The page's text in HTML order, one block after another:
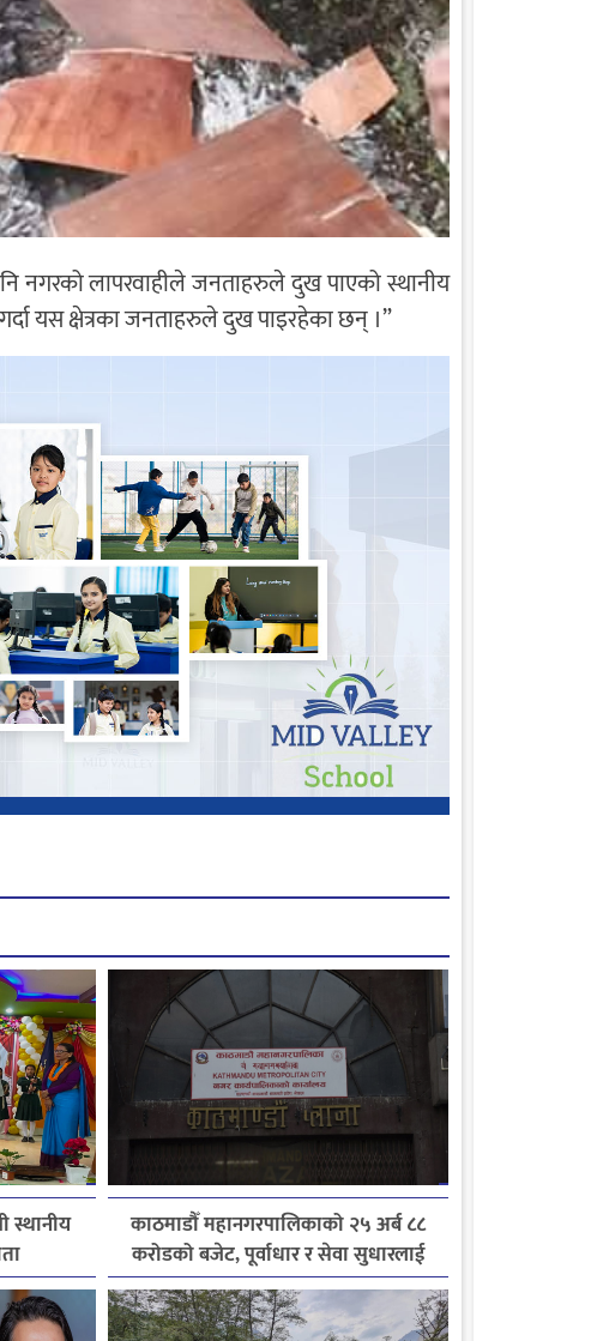
नगरको लापरवाहीले जनताहरुले दुख पाएको स्थानीय
यस क्षेत्रका जनताहरुले दुख पाइरहेका छन् ।”
स्थानीय
काठमाडौँ महानगरपालिकाको २५ अर्ब ८८
करोडको बजेट, पूर्वाधार र सेवा सुधारलाई
प्राथमिकता